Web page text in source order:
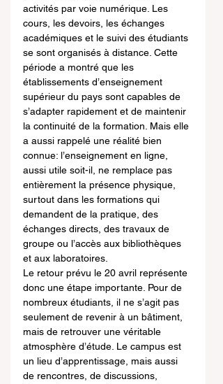
activités par voie numérique. Les
cours, les devoirs, les échanges
académiques et le suivi des étudiants
se sont organisés à distance. Cette
période a montré que les
établissements d’enseignement
supérieur du pays sont capables de
s’adapter rapidement et de maintenir
la continuité de la formation. Mais elle
a aussi rappelé une réalité bien
connue: l’enseignement en ligne,
aussi utile soit-il, ne remplace pas
entièrement la présence physique,
surtout dans les formations qui
demandent de la pratique, des
échanges directs, des travaux de
groupe ou l’accès aux bibliothèques
et aux laboratoires.
Le retour prévu le 20 avril représente
donc une étape importante. Pour de
nombreux étudiants, il ne s’agit pas
seulement de revenir à un bâtiment,
mais de retrouver une véritable
atmosphère d’étude. Le campus est
un lieu d’apprentissage, mais aussi
de rencontres, de discussions,